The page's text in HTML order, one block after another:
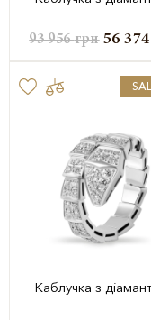
93 956грн 56 374
Каблучка з